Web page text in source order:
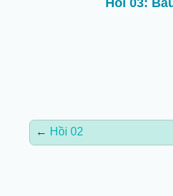
← Hồi 02